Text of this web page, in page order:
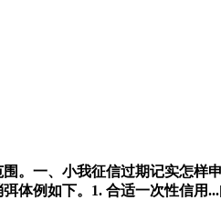
一、小我征信过期记实怎样
体例如下。1. 合适一次性信